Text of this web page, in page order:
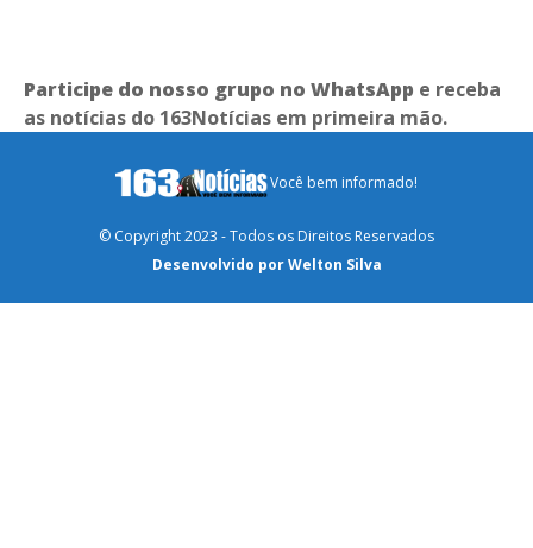
Participe do nosso grupo no WhatsApp e receba
as notícias do 163Notícias em primeira mão.
Você bem informado!
© Copyright 2023 - Todos os Direitos Reservados
Desenvolvido por Welton Silva